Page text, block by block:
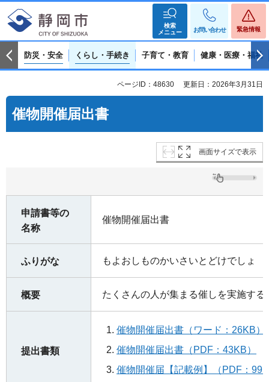
検索
メニュー
お問い合わせ 緊急情報
防災・安全 くらし・手続き 子育て・教育 健康・医療・福祉
ページID：48630 更新日：2026年3月31日
催物開催届出書
画面サイズで表示
申請書等の
名称
催物開催届出書
ふりがな もよおしものかいさいとどけでしょ
概要 たくさんの人が集まる催しを実施する
提出書類
催物開催届出書（ワード：26KB）
催物開催届出書（PDF：43KB）
催物開催届【記載例】（PDF：